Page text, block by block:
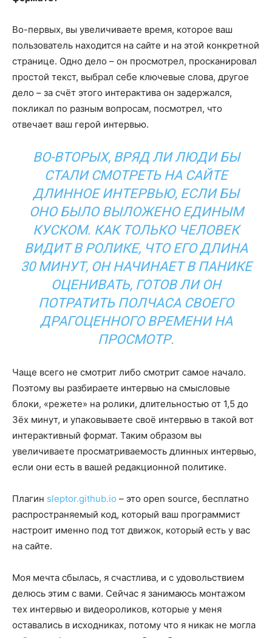
Во-первых, вы увеличиваете время, которое ваш
пользователь находится на сайте и на этой конкретной
странице. Одно дело – он просмотрел, просканировал
простой текст, выбрал себе ключевые слова, другое
дело – за счёт этого интерактива он задержался,
покликал по разным вопросам, посмотрел, что
отвечает ваш герой интервью.
ВО-ВТОРЫХ, ВРЯД ЛИ ЛЮДИ БЫ
СТАЛИ СМОТРЕТЬ НА САЙТЕ
ДЛИННОЕ ИНТЕРВЬЮ, ЕСЛИ БЫ
ОНО БЫЛО ВЫЛОЖЕНО ЕДИНЫМ
КУСКОМ. КАК ТОЛЬКО ЧЕЛОВЕК
ВИДИТ В РОЛИКЕ, ЧТО ЕГО ДЛИНА
30 МИНУТ, ОН НАЧИНАЕТ В ПАНИКЕ
ОЦЕНИВАТЬ, ГОТОВ ЛИ ОН
ПОТРАТИТЬ ПОЛЧАСА СВОЕГО
ДРАГОЦЕННОГО ВРЕМЕНИ НА
ПРОСМОТР.
Чаще всего не смотрит либо смотрит самое начало.
Поэтому вы разбираете интервью на смысловые
блоки, «режете» на ролики, длительностью от 1,5 до
3ёх минут, и упаковываете своё интервью в такой вот
интерактивный формат. Таким образом вы
увеличиваете просматриваемость длинных интервью,
если они есть в вашей редакционной политике.
Плагин sleptor.github.io – это open source, бесплатно
распространяемый код, который ваш программист
настроит именно под тот движок, который есть у вас
на сайте.
Моя мечта сбылась, я счастлива, и с удовольствием
делюсь этим с вами. Сейчас я занимаюсь монтажом
тех интервью и видеороликов, которые у меня
оставались в исходниках, потому что я никак не могла